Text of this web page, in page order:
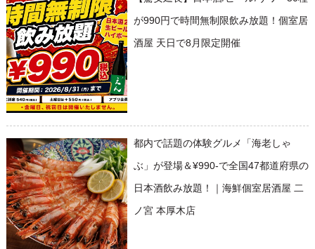
が990円で時間無制限飲み放題！個室居
酒屋 天日で8月限定開催
都内で話題の体験グルメ「海老しゃ
ぶ」が登場＆¥990-で全国47都道府県の
日本酒飲み放題！｜海鮮個室居酒屋 二
ノ宮 本厚木店